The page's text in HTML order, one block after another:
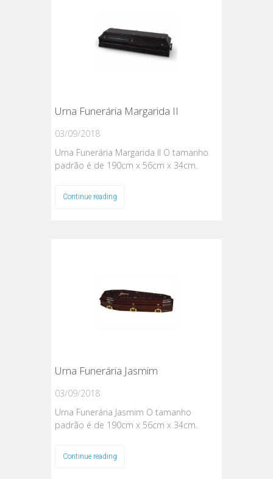
Urna Funerária Margarida II
03/09/2018
Urna Funerária Margarida II O tamanho
padrão é de 190cm x 56cm x 34cm.
Continue reading
Urna Funerária Jasmim
03/09/2018
Urna Funerária Jasmim O tamanho
padrão é de 190cm x 56cm x 34cm.
Continue reading